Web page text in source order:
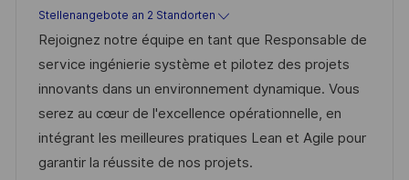
e
n
t
l
i
c
h
t
u
m
d
e
r
V
b
-
I
D
a
t
e
g
o
r
i
Stellenangebote an 2 Standorten
Rejoignez notre équipe en tant que Responsable de
service ingénierie système et pilotez des projets
innovants dans un environnement dynamique. Vous
serez au cœur de l'excellence opérationnelle, en
intégrant les meilleures pratiques Lean et Agile pour
garantir la réussite de nos projets.